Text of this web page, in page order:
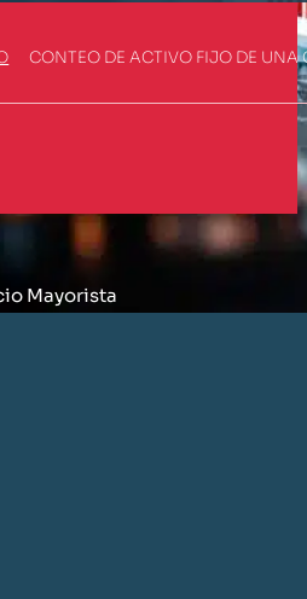
CONTEO DE ACTIVO FIJO DE UNA
Mayorista